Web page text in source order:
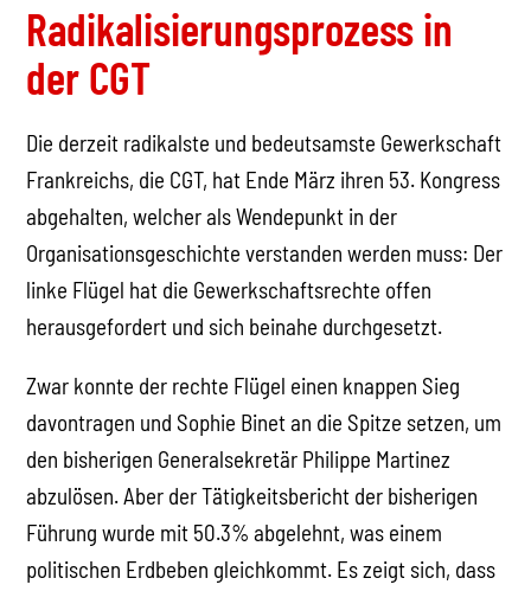
Radikalisierungsprozess in
der CGT
Die derzeit radikalste und bedeutsamste Gewerkschaft
Frankreichs, die CGT, hat Ende März ihren 53. Kongress
abgehalten, welcher als Wendepunkt in der
Organisationsgeschichte verstanden werden muss: Der
linke Flügel hat die Gewerkschaftsrechte offen
herausgefordert und sich beinahe durchgesetzt.
Zwar konnte der rechte Flügel einen knappen Sieg
davontragen und Sophie Binet an die Spitze setzen, um
den bisherigen Generalsekretär Philippe Martinez
abzulösen. Aber der Tätigkeitsbericht der bisherigen
Führung wurde mit 50.3% abgelehnt, was einem
politischen Erdbeben gleichkommt. Es zeigt sich, dass